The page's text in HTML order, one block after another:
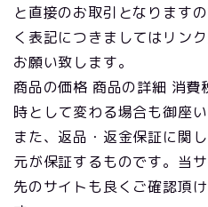
と直接のお取引となります
く表記につきましてはリン
お願い致します。
商品の価格 商品の詳細 消
時として変わる場合も御座い
また、返品・返金保証に関
元が保証するものです。当
先のサイトも良くご確認頂